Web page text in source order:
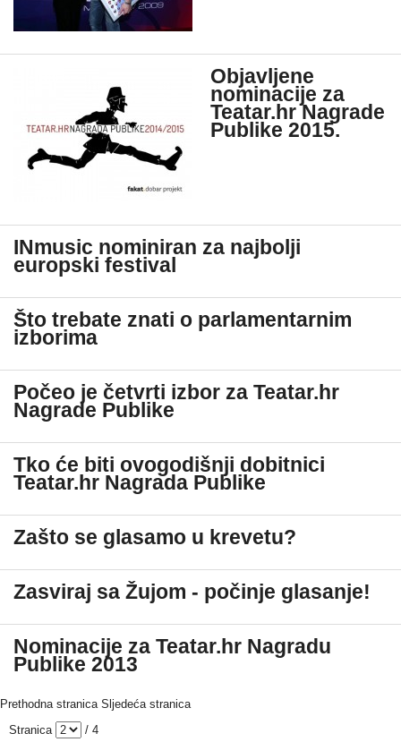
Objavljene
nominacije za
Teatar.hr Nagrade
Publike 2015.
INmusic nominiran za najbolji
europski festival
Što trebate znati o parlamentarnim
izborima
Počeo je četvrti izbor za Teatar.hr
Nagrade Publike
Tko će biti ovogodišnji dobitnici
Teatar.hr Nagrada Publike
Zašto se glasamo u krevetu?
Zasviraj sa Žujom - počinje glasanje!
Nominacije za Teatar.hr Nagradu
Publike 2013
Prethodna stranica Sljedeća stranica
Stranica
/ 4